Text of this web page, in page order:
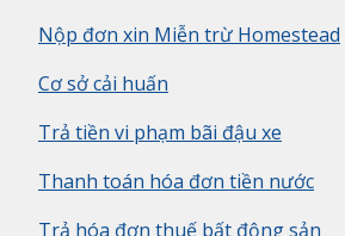
Nộp đơn xin Miễn trừ Homestead
Cơ sở cải huấn
Trả tiền vi phạm bãi đậu xe
Thanh toán hóa đơn tiền nước
Trả hóa đơn thuế bất động sản